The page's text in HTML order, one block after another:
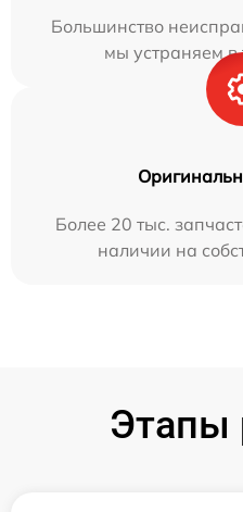
Большинство
мы устраняем в
Более 20 тыс.
наличии на
Этапы